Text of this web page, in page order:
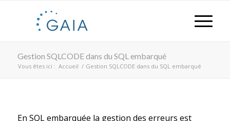
Gestion SQLCODE dans du SQL embarqué
Vous êtes ici : Accueil / Gestion SQLCODE dans du SQL embarqué
En SQL embarquée la gestion des erreurs est